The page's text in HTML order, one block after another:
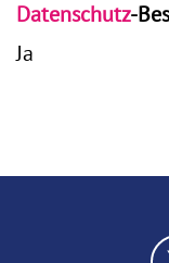
Datenschutz-
Ja